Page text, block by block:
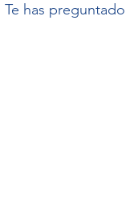
Te has preguntado